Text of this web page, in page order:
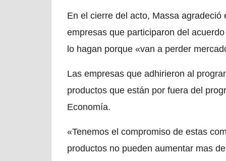
En el cierre del acto, Massa
empresas que participaron del
lo hagan porque «van a perder
Las empresas que adhirieron al
productos que están por fuera del
Economía.
«Tenemos el compromiso de estas
productos no pueden aumentar mas